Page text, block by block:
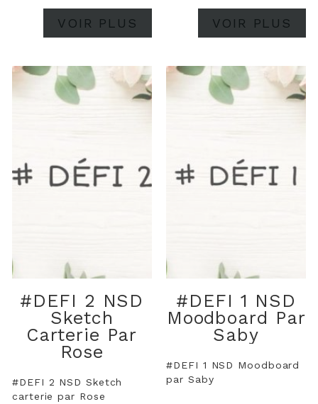
VOIR PLUS VOIR PLUS
#DEFI 2 NSD
Sketch
Carterie Par
Rose
#DEFI 2 NSD Sketch
carterie par Rose
#DEFI 1 NSD
Moodboard Par
Saby
#DEFI 1 NSD Moodboard
par Saby